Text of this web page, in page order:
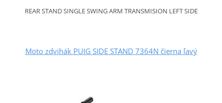
REAR STAND SINGLE SWING ARM TRANSMISION LEFT SIDE
Moto zdvihák PUIG SIDE STAND 7364N čierna ľavý